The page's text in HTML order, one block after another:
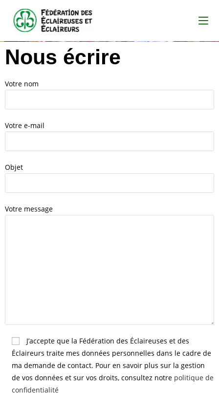
Nous écrire
Votre nom
Votre e-mail
Objet
Votre message
J’accepte que la Fédération des Éclaireuses et des
Éclaireurs traite mes données personnelles dans le cadre de
ma demande de contact. Pour en savoir plus sur la gestion
de vos données et sur vos droits, consultez notre politique de
confidentialité